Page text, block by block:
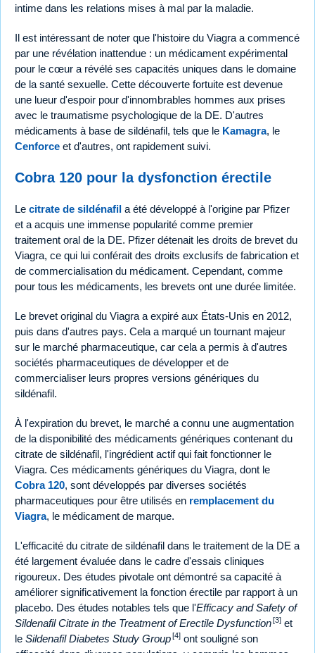
intime dans les relations mises à mal par la maladie.
Il est intéressant de noter que l'histoire du Viagra a commencé
par une révélation inattendue : un médicament expérimental
pour le cœur a révélé ses capacités uniques dans le domaine
de la santé sexuelle. Cette découverte fortuite est devenue
une lueur d'espoir pour d'innombrables hommes aux prises
avec le traumatisme psychologique de la DE. D'autres
médicaments à base de sildénafil, tels que le Kamagra, le
Cenforce et d'autres, ont rapidement suivi.
Cobra 120 pour la dysfonction érectile
Le citrate de sildénafil a été développé à l'origine par Pfizer
et a acquis une immense popularité comme premier
traitement oral de la DE. Pfizer détenait les droits de brevet du
Viagra, ce qui lui conférait des droits exclusifs de fabrication et
de commercialisation du médicament. Cependant, comme
pour tous les médicaments, les brevets ont une durée limitée.
Le brevet original du Viagra a expiré aux États-Unis en 2012,
puis dans d'autres pays. Cela a marqué un tournant majeur
sur le marché pharmaceutique, car cela a permis à d'autres
sociétés pharmaceutiques de développer et de
commercialiser leurs propres versions génériques du
sildénafil.
À l'expiration du brevet, le marché a connu une augmentation
de la disponibilité des médicaments génériques contenant du
citrate de sildénafil, l'ingrédient actif qui fait fonctionner le
Viagra. Ces médicaments génériques du Viagra, dont le
Cobra 120, sont développés par diverses sociétés
pharmaceutiques pour être utilisés en remplacement du
Viagra, le médicament de marque.
L'efficacité du citrate de sildénafil dans le traitement de la DE a
été largement évaluée dans le cadre d'essais cliniques
rigoureux. Des études pivotale ont démontré sa capacité à
améliorer significativement la fonction érectile par rapport à un
placebo. Des études notables tels que l'Efficacy and Safety of
Sildenafil Citrate in the Treatment of Erectile Dysfunction[3] et
le Sildenafil Diabetes Study Group[4] ont souligné son